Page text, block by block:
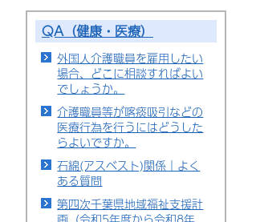
QA（健康・医療）
外国人介護職員を雇用したい
場合、どこに相談すればよい
でしょうか。
介護職員等が喀痰吸引などの
医療行為を行うにはどうした
らよいですか。
石綿(アスベスト)関係｜よく
ある質問
第四次千葉県地域福祉支援計